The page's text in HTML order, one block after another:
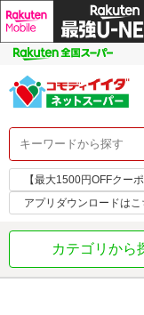
【最大1500円OFFクー
アプリダウンロードはこ
カテゴリから